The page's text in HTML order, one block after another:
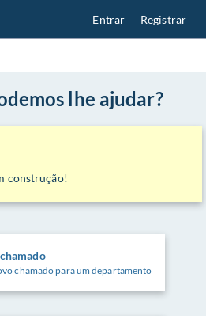
Entrar Registrar
lhe ajudar?
construção!
chamado para um departamento